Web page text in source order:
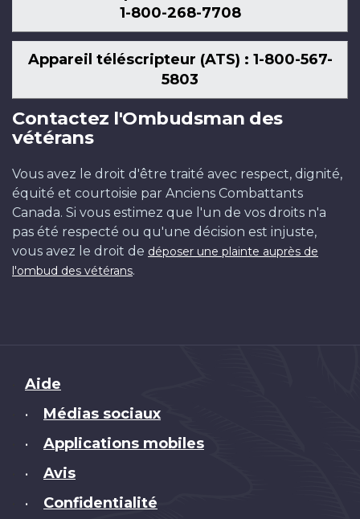
1-800-268-7708
Appareil téléscripteur (ATS) : 1-800-567-
5803
Contactez l'Ombudsman des
vétérans
Vous avez le droit d'être traité avec respect, dignité,
équité et courtoisie par Anciens Combattants
Canada. Si vous estimez que l'un de vos droits n'a
pas été respecté ou qu'une décision est injuste,
vous avez le droit de déposer une plainte auprès de
l'ombud des vétérans.
Brand
Aide
• Médias sociaux
• Applications mobiles
• Avis
• Confidentialité